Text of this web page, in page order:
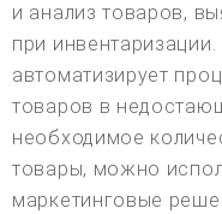
и анализ товаров,
при
автоматизирует
товаров в
необходимое
товары, можно
маркетинговые